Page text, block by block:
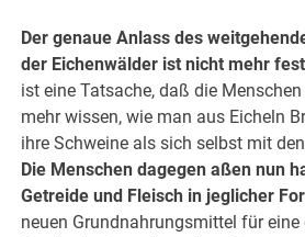
Der genaue Anlass des
der Eichenwälder ist nicht mehr
ist eine Tatsache, daß die
mehr wissen, wie man aus Eicheln
ihre Schweine als sich selbst mit
Die Menschen dagegen aßen nun
Getreide und Fleisch in jeglicher
neuen Grundnahrungsmittel für